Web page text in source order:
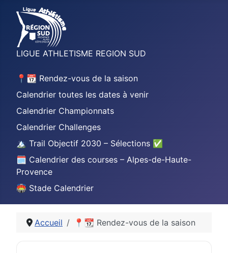
LIGUE ATHLETISME REGION SUD
📍📆 Rendez-vous de la saison
Calendrier toutes les dates à venir
Calendrier Championnats
Calendrier Challenges
🏔️ Trail Objectif 2030 – Sélections ✅
🗓️ Calendrier des courses – Alpes-de-Haute-
Provence
🏟️ Stade Calendrier
Accueil 📍📆 Rendez-vous de la saison